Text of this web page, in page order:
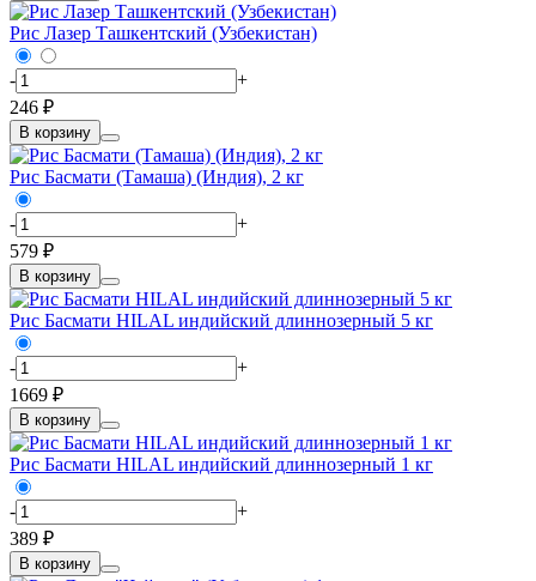
Рис Лазер Ташкентский (Узбекистан)
-
+
246 ₽
В корзину
Рис Басмати (Тамаша) (Индия), 2 кг
-
+
579 ₽
В корзину
Рис Басмати HILAL индийский длиннозерный 5 кг
-
+
1669 ₽
В корзину
Рис Басмати HILAL индийский длиннозерный 1 кг
-
+
389 ₽
В корзину